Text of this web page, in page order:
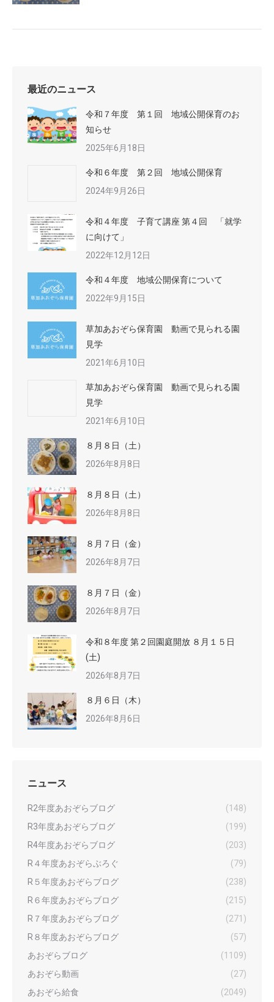
最近のニュース
令和７年度 第１回 地域公開保育のお
知らせ
2025年6月18日
令和６年度 第２回 地域公開保育
2024年9月26日
令和４年度 子育て講座 第４回 「就学
に向けて」
2022年12月12日
令和４年度 地域公開保育について
2022年9月15日
草加あおぞら保育園 動画で見られる園
見学
2021年6月10日
草加あおぞら保育園 動画で見られる園
見学
2021年6月10日
８月８日（土）
2026年8月8日
８月８日（土）
2026年8月8日
８月７日（金）
2026年8月7日
８月７日（金）
2026年8月7日
令和８年度 第２回園庭開放 ８月１５日
(土)
2026年8月7日
８月６日（木）
2026年8月6日
ニュース
R2年度あおぞらブログ
(148)
R3年度あおぞらブログ
(199)
R4年度あおぞらブログ
(203)
R４年度あおぞらぶろぐ
(79)
R５年度あおぞらブログ
(238)
R６年度あおぞらブログ
(215)
R７年度あおぞらブログ
(271)
R８年度あおぞらブログ
(57)
あおぞらブログ
(1109)
あおぞら動画
(27)
あおぞら給食
(2049)